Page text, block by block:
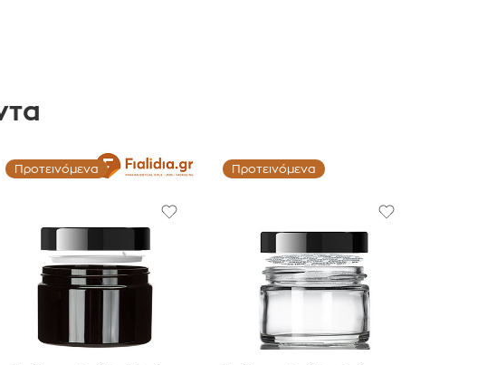
Προτεινόμενα Προτεινόμενα